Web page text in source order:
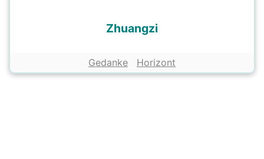
Zhuangzi
Gedanke Horizont